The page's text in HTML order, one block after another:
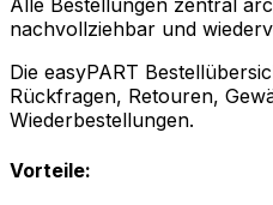
Alle Bestellungen zentral
nachvollziehbar und
Die easyPART
Rückfragen, Retouren,
Wiederbestellungen.
Vorteile: